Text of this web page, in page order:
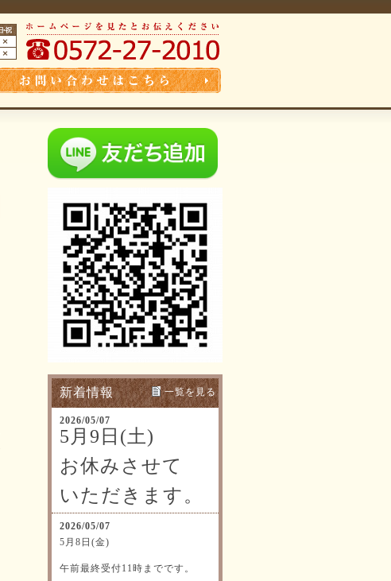
新着情報 一覧を見る
2026/05/07
5月9日(土)
お休みさせて
いただきます。
2026/05/07
5月8日(金)
午前最終受付11時までです。